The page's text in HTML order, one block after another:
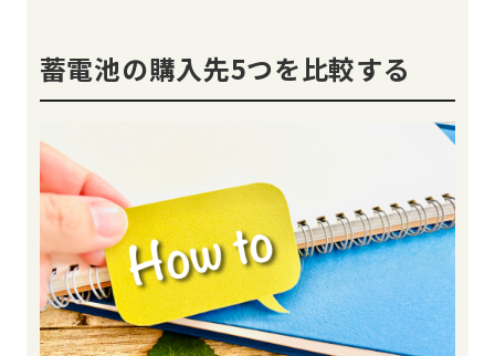
蓄電池の購入先5つを比較する